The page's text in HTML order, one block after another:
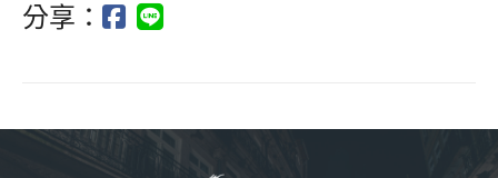
分享：